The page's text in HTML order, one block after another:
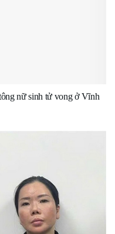
nữ sinh tử vong ở Vĩnh